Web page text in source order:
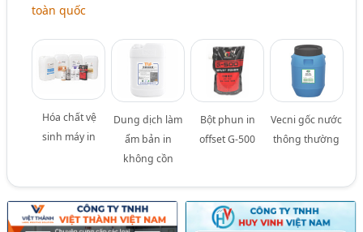
toàn quốc
Hóa chất vệ
sinh máy in
Dung dịch làm
ẩm bản in
không cồn
Bột phun in
offset G-500
Vecni gốc nước
thông thường